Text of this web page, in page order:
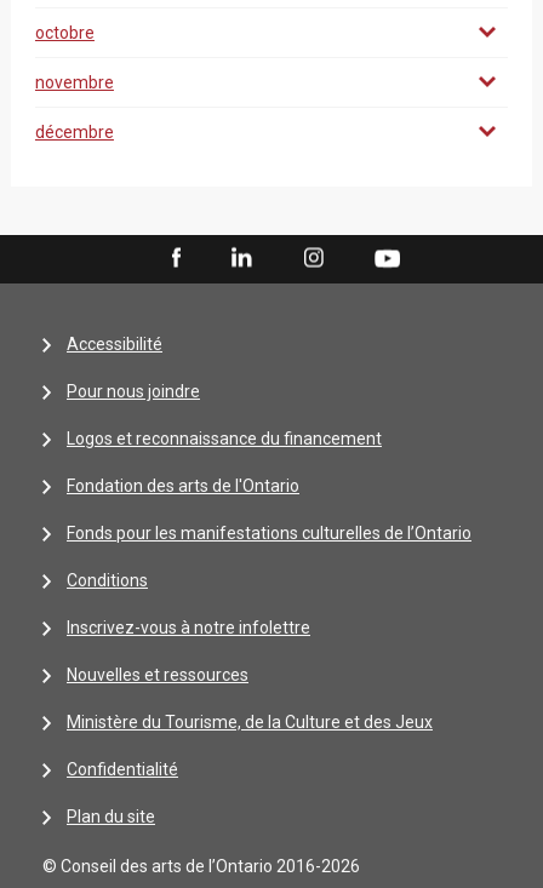
octobre
novembre
décembre
Accessibilité
Pour nous joindre
Logos et reconnaissance du financement
Fondation des arts de l'Ontario
Fonds pour les manifestations culturelles de l’Ontario
Conditions
Inscrivez-vous à notre infolettre
Nouvelles et ressources
Ministère du Tourisme, de la Culture et des Jeux
Confidentialité
Plan du site
© Conseil des arts de l’Ontario 2016-2026